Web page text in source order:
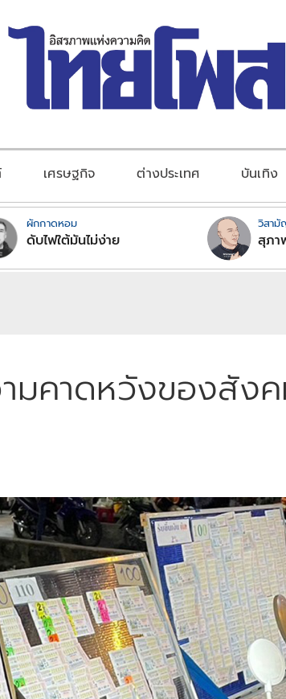
เศรษฐกิจ ต่างประเทศ บันเทิง
ผักกาดหอม
ดับไฟใต้มันไม่ง่าย
วิสามั
สุภา
มคาดหวังของสัง